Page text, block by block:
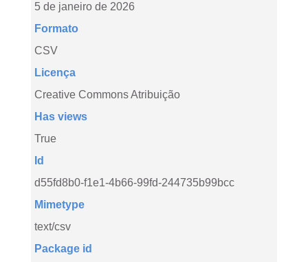
5 de janeiro de 2026
Formato
CSV
Licença
Creative Commons Atribuição
Has views
True
Id
d55fd8b0-f1e1-4b66-99fd-244735b99bcc
Mimetype
text/csv
Package id